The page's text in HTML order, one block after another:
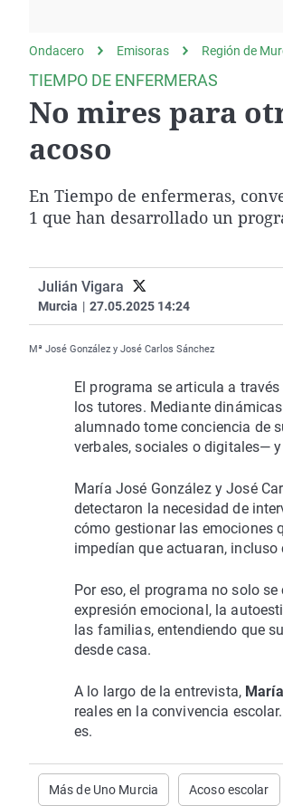
gato
Negra
Ondacero Emisoras Región de
TIEMPO DE ENFERMERAS
No mires para
acoso
En Tiempo de enfermeras,
1 que han desarrollado un
Julián Vigara
Murcia | 27.05.2025 14:24
Mª José González y José Carlos Sánchez
El programa se articula a
los tutores. Mediante
alumnado tome conciencia de
verbales, sociales o digitales—
María José González y José
detectaron la necesidad de
cómo gestionar las emociones
impedían que actuaran,
Por eso, el programa no solo
expresión emocional, la
las familias, entendiendo que
desde casa.
A lo largo de la entrevista,
reales en la convivencia
es.
Más de Uno Murcia Acoso escolar